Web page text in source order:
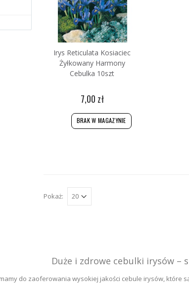
Irys Reticulata Kosiaciec
Żyłkowany Harmony
Cebulka 10szt
7,00 zł
BRAK W MAGAZYNIE
Pokaż:
Duże i zdrowe cebulki irysów –
do zaoferowania wysokiej jakości cebule irysów, które